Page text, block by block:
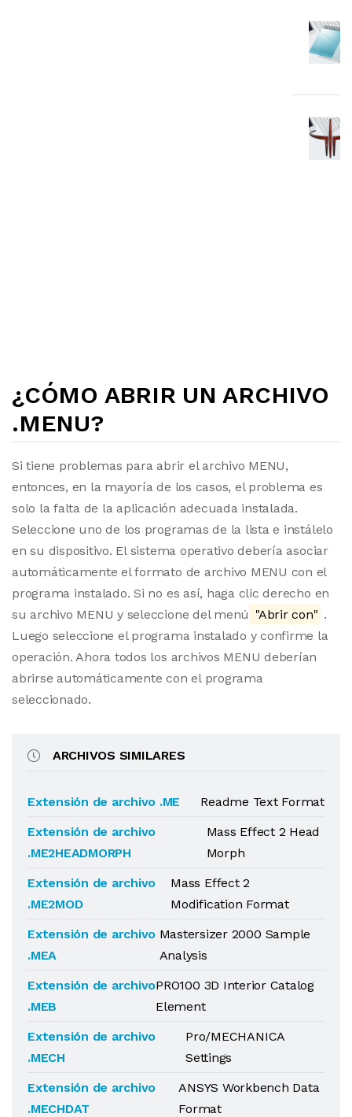
¿CÓMO ABRIR UN ARCHIVO
.MENU?
Si tiene problemas para abrir el archivo MENU,
entonces, en la mayoría de los casos, el problema es
solo la falta de la aplicación adecuada instalada.
Seleccione uno de los programas de la lista e instálelo
en su dispositivo. El sistema operativo debería asociar
automáticamente el formato de archivo MENU con el
programa instalado. Si no es así, haga clic derecho en
su archivo MENU y seleccione del menú "Abrir con" .
Luego seleccione el programa instalado y confirme la
operación. Ahora todos los archivos MENU deberían
abrirse automáticamente con el programa
seleccionado.
ARCHIVOS SIMILARES
Extensión de archivo .ME
Readme Text Format
Extensión de archivo
.ME2HEADMORPH
Mass Effect 2 Head
Morph
Extensión de archivo
.ME2MOD
Mass Effect 2
Modification Format
Extensión de archivo
.MEA
Mastersizer 2000 Sample
Analysis
Extensión de archivo
.MEB
PRO100 3D Interior Catalog
Element
Extensión de archivo
.MECH
Pro/MECHANICA
Settings
Extensión de archivo
.MECHDAT
ANSYS Workbench Data
Format